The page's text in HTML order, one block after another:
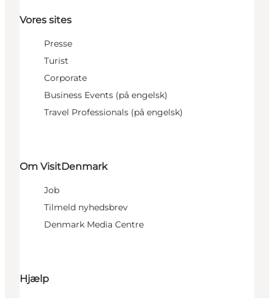
Vores sites
Presse
Turist
Corporate
Business Events (på engelsk)
Travel Professionals (på engelsk)
Om VisitDenmark
Job
Tilmeld nyhedsbrev
Denmark Media Centre
Hjælp